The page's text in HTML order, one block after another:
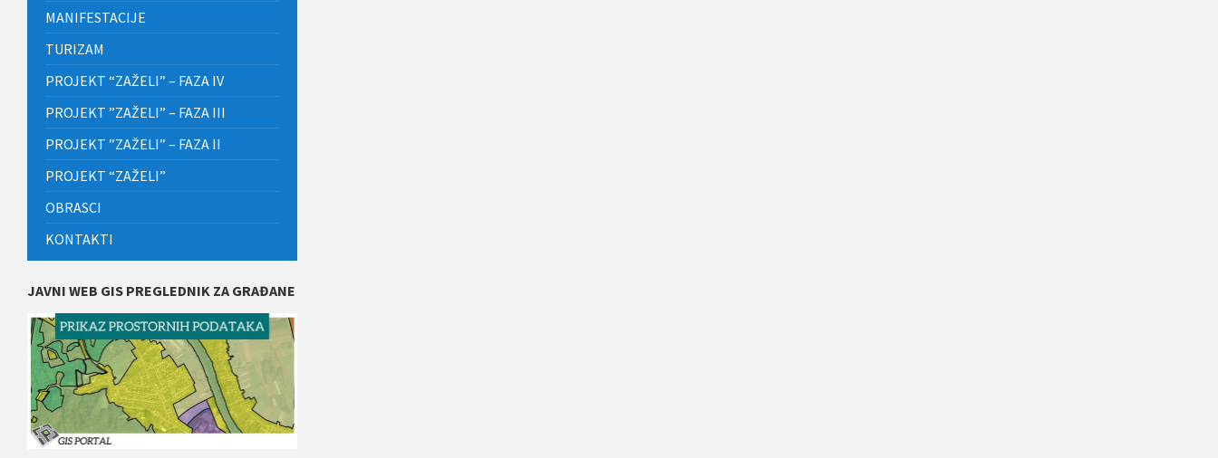
MANIFESTACIJE
TURIZAM
PROJEKT “ZAŽELI” – FAZA IV
PROJEKT ”ZAŽELI” – FAZA III
PROJEKT ”ZAŽELI” – FAZA II
PROJEKT “ZAŽELI”
OBRASCI
KONTAKTI
JAVNI WEB GIS PREGLEDNIK ZA GRAĐANE